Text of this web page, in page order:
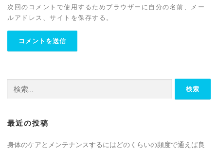
次回のコメントで使用するためブラウザーに自分の名前、メー
ルアドレス、サイトを保存する。
索:
最近の投稿
身体のケアとメンテナンスするにはどのくらいの頻度で通えば良